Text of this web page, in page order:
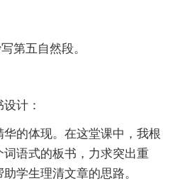
五自然段。
计：
的体现。在这堂课中，我根
语式的板书，力求突出重
学生理清文章的思路。